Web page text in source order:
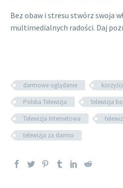
Bez obaw i stresu stwórz swoja
multimedialnych radości. Daj
darmowe oglądanie
Polska Telewizja
telewizja
Telewizja Internetowa
telewizja za darmo